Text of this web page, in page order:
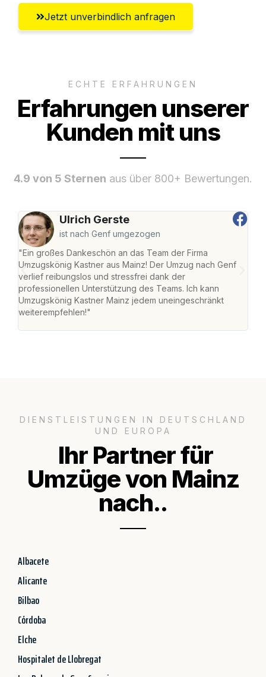
Jetzt unverbindlich anfragen
ECHTE ERFAHRUNGEN
Erfahrungen unserer
Kunden mit uns
4.9 von 5 Sternen aus über 800+ Bewertungen.
Ulrich Gerste
ist nach Genf umgezogen
"Ein großes Dankeschön an das Team der Firma
Umzugskönig Kastner aus Mainz! Der Umzug nach Genf
verlief reibungslos und stressfrei dank der
professionellen Unterstützung des Teams. Ich kann
Umzugskönig Kastner Mainz jedem uneingeschränkt
weiterempfehlen!"
DIENSTLEISTUNGEN IN DEUTSCHLAND
UND EUROPA
Ihr Partner für
Umzüge von Mainz
nach..
Albacete
Alicante
Bilbao
Córdoba
Elche
Hospitalet de Llobregat